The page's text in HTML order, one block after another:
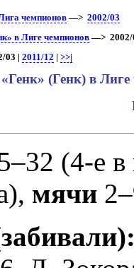
чемпионов—> 2002/03
в Лиге чемпионов—> 2002/
03 | 2011/12 | >>|
«Генк» (Генк) в
(4-е
мячи